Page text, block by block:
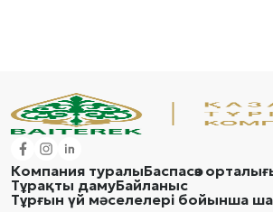
Компания туралыБаспасөз
Тұрақты дамуБайланыс
Тұрғын үй мәселелері бойынша